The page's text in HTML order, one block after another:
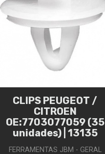
CLIPS PEUGEOT /
CITROEN
OE:7703077059 (35
unidades) | 13135
FERRAMENTAS JBM - GERAL